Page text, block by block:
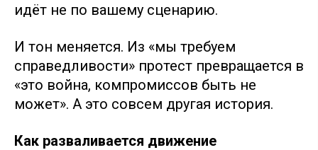
идёт не по вашему сценарию.
И тон меняется. Из «мы требуем
справедливости» протест превращается в
«это война, компромиссов быть не
может». А это совсем другая история.
Как разваливается движение